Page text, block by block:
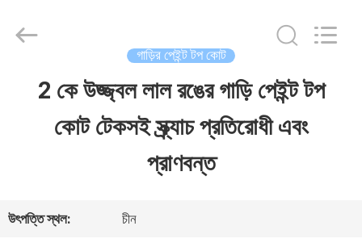
ভিডিও
Chemical
গাড়ির পেইন্ট টপ কোট
2 কে উজ্জ্বল লাল রঙের গাড়ি পেইন্ট টপ
কোট টেকসই স্ক্র্যাচ প্রতিরোধী এবং
প্রাণবন্ত
উৎপত্তি স্থল: চীন